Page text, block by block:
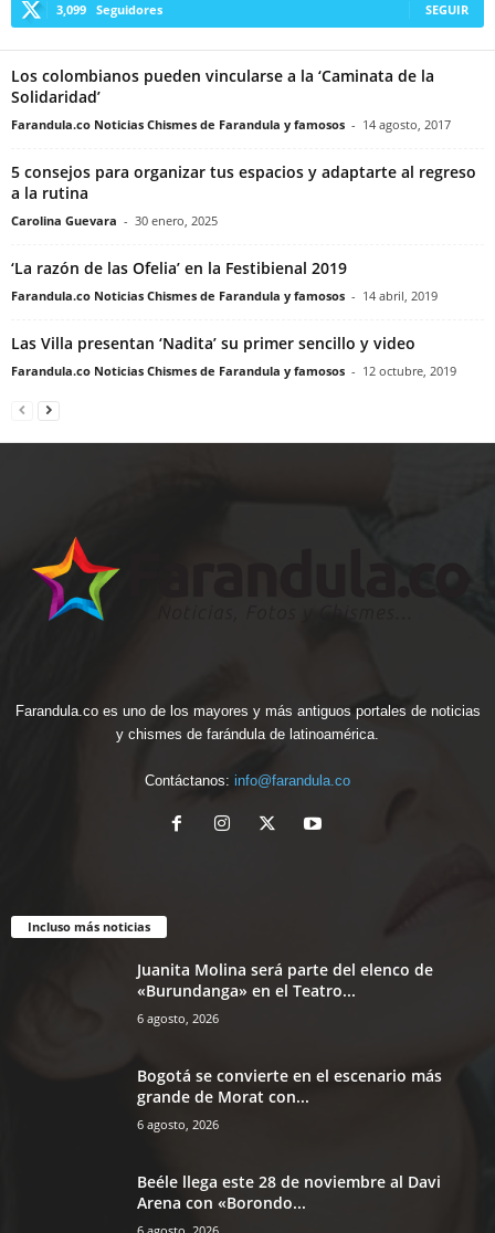
3,099 Seguidores SEGUIR
Los colombianos pueden vincularse a la ‘Caminata de la
Solidaridad’
Farandula.co Noticias Chismes de Farandula y famosos - 14 agosto, 2017
5 consejos para organizar tus espacios y adaptarte al regreso
a la rutina
Carolina Guevara - 30 enero, 2025
‘La razón de las Ofelia’ en la Festibienal 2019
Farandula.co Noticias Chismes de Farandula y famosos - 14 abril, 2019
Las Villa presentan ‘Nadita’ su primer sencillo y video
Farandula.co Noticias Chismes de Farandula y famosos - 12 octubre, 2019
Farandula.co es uno de los mayores y más antiguos portales de noticias
y chismes de farándula de latinoamérica.
Contáctanos: info@farandula.co
Incluso más noticias
Juanita Molina será parte del elenco de
«Burundanga» en el Teatro...
6 agosto, 2026
Bogotá se convierte en el escenario más
grande de Morat con...
6 agosto, 2026
Beéle llega este 28 de noviembre al Davi
Arena con «Borondo...